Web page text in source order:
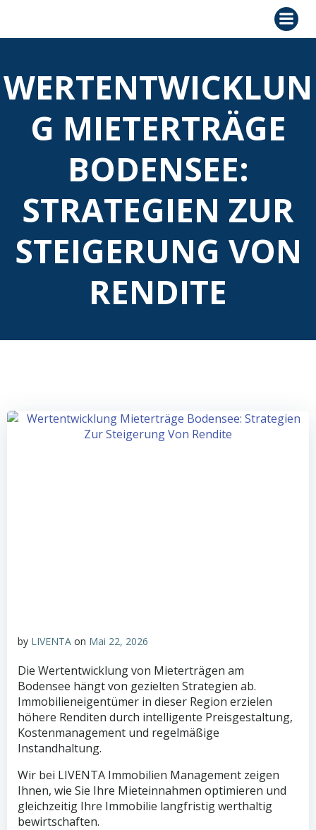
springen
WERTENTWICKLUN
G MIETERTRÄGE
BODENSEE:
STRATEGIEN ZUR
STEIGERUNG VON
RENDITE
by LIVENTA on Mai 22, 2026
Die Wertentwicklung von Mieterträgen am
Bodensee hängt von gezielten Strategien ab.
Immobilieneigentümer in dieser Region erzielen
höhere Renditen durch intelligente Preisgestaltung,
Kostenmanagement und regelmäßige
Instandhaltung.
Wir bei LIVENTA Immobilien Management zeigen
Ihnen, wie Sie Ihre Mieteinnahmen optimieren und
gleichzeitig Ihre Immobilie langfristig werthaltig
bewirtschaften.